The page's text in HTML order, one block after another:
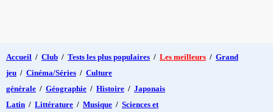
Accueil / Club / Tests les plus populaires / Les meilleurs / Grand
jeu / Cinéma/Séries / Culture
générale / Géographie / Histoire / Japonais
Latin / Littérature / Musique / Sciences et